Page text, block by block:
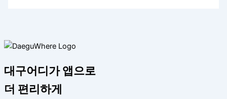
대구어디가 앱으로
더 편리하게